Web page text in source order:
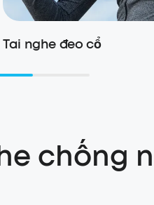
Tai nghe đeo cổ
chống